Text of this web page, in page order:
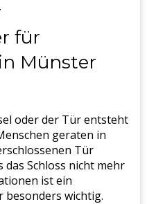
für
Münster
oder der Tür entsteht
geraten in
Tür
Schloss nicht mehr
ist ein
wichtig.